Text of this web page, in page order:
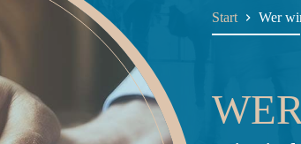
Start Wer